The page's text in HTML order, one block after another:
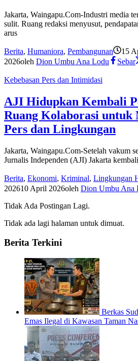
Jakarta, Waingapu.Com-Industri media
sulit. Ruang redaksi menyusut,
arus
Berita, Humaniora, Pembangunan 15
2026oleh Dion Umbu Ana Lodu Sebar
Kebebasan Pers dan Intimidasi
AJI Hidupkan Kembali
Ruang Kolaborasi untuk
Pers dan Lingkungan
Jakarta, Waingapu.Com-Setelah vakum
Jurnalis Independen (AJI) Jakarta
Berita, Ekonomi, Kriminal, Lingkungan
202610 April 2026oleh Dion Umbu Ana
Tidak Ada Postingan Lagi.
Tidak ada lagi halaman untuk dimuat.
Berita Terkini
Berkas
Emas Ilegal di Kawasan Taman